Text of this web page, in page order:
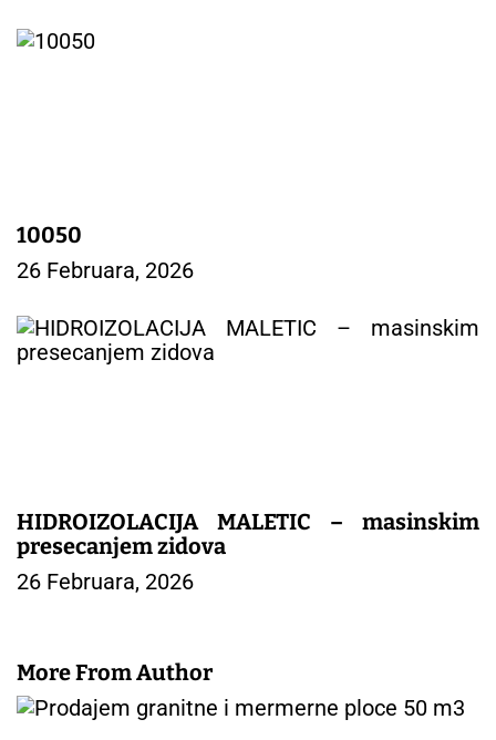
10050
26 Februara, 2026
HIDROIZOLACIJA MALETIC – masinskim
presecanjem zidova
26 Februara, 2026
More From Author